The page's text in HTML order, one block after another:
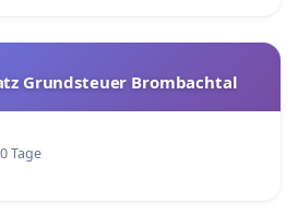
Grundsteuer Brombachtal
Tage